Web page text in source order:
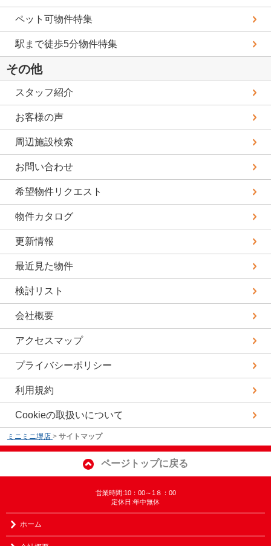
ペット可物件特集
駅まで徒歩5分物件特集
その他
スタッフ紹介
お客様の声
周辺施設検索
お問い合わせ
希望物件リクエスト
物件カタログ
更新情報
最近見た物件
検討リスト
会社概要
アクセスマップ
プライバシーポリシー
利用規約
Cookieの取扱いについて
ミニミニ堺店 > サイトマップ
ページトップに戻る
営業時間:10：00～1８：00
定休日:年中無休
ホーム